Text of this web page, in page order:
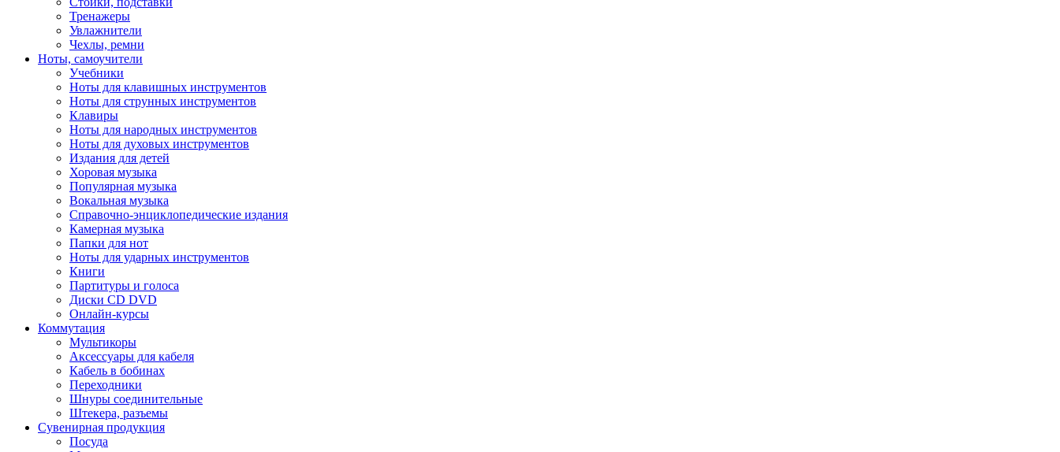
Тренажеры
Увлажнители
Чехлы, ремни
Ноты, самоучители
Учебники
Ноты для клавишных инструментов
Ноты для струнных инструментов
Клавиры
Ноты для народных инструментов
Ноты для духовых инструментов
Издания для детей
Хоровая музыка
Популярная музыка
Вокальная музыка
Справочно-энциклопедические издания
Камерная музыка
Папки для нот
Ноты для ударных инструментов
Книги
Партитуры и голоса
Диски CD DVD
Онлайн-курсы
Коммутация
Мультикоры
Аксессуары для кабеля
Кабель в бобинах
Переходники
Шнуры соединительные
Штекера, разъемы
Сувенирная продукция
Посуда